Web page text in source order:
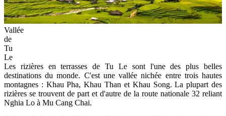
Vallée
de
Tu
Le
Les rizières en terrasses de Tu Le sont l'une des plus belles
destinations du monde. C'est une vallée nichée entre trois hautes
montagnes : Khau Pha, Khau Than et Khau Song. La plupart des
rizières se trouvent de part et d'autre de la route nationale 32 reliant
Nghia Lo à Mu Cang Chai.